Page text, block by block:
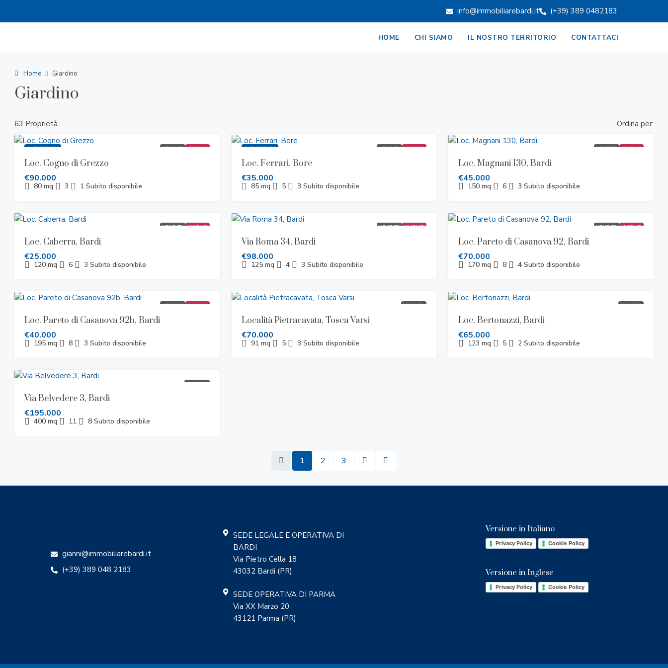
info@immobiliarebardi.it (+39) 389 0482183
HOME CHI SIAMO IL NOSTRO TERRITORIO CONTATTACI
Home Giardino
Giardino
63 Proprietà Ordina per:
IN EVIDENZA VENDITA NUOVO
Loc. Cogno di Grezzo
€90.000
80 mq 3 1 Subito disponibile
IN EVIDENZA VENDITA NUOVO
Loc. Ferrari, Bore
€35.000
85 mq 5 3 Subito disponibile
VENDITA NUOVO
Loc. Magnani 130, Bardi
€45.000
150 mq 6 3 Subito disponibile
VENDITA NUOVO
Loc. Caberra, Bardi
€25.000
120 mq 6 3 Subito disponibile
VENDITA NUOVO
Via Roma 34, Bardi
€98.000
125 mq 4 3 Subito disponibile
VENDITA NUOVO
Loc. Pareto di Casanova 92, Bardi
€70.000
170 mq 8 4 Subito disponibile
VENDITA NUOVO
Loc. Pareto di Casanova 92b, Bardi
€40.000
195 mq 8 3 Subito disponibile
VENDITA
Località Pietracavata, Tosca Varsi
€70.000
91 mq 5 3 Subito disponibile
VENDITA
Loc. Bertonazzi, Bardi
€65.000
123 mq 5 2 Subito disponibile
VENDITA
Via Belvedere 3, Bardi
€195.000
400 mq 11 8 Subito disponibile
1 2 3
gianni@immobiliarebardi.it
(+39) 389 048 2183
SEDE LEGALE E OPERATIVA DI
BARDI
Via Pietro Cella 18
43032 Bardi (PR)
SEDE OPERATIVA DI PARMA
Via XX Marzo 20
43121 Parma (PR)
Versione in Italiano
Privacy Policy Cookie Policy
Versione in Inglese
Privacy Policy Cookie Policy